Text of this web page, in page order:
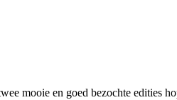
mooie en goed bezochte edities